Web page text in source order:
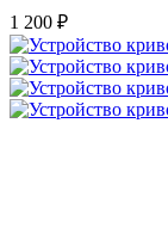
1 200 ₽